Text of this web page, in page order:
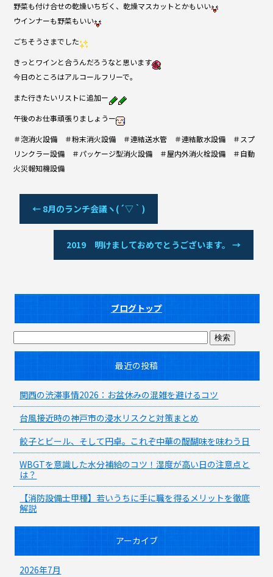
野菜も付け合せの乾燥いちぢく、乾燥マスカットとかもいい
ウインナーも野菜もいい
ごちそうさまでした
きっとワインと合うんだろうなと思います
今日のところはアルコールフリーで。
また行きたいリストに追加ー
午後のお仕事頑張りましょうー
＃泡消火設備 ＃粉末消火設備 ＃連結送水管 ＃連結散水設備 ＃スプ
リンクラー設備 ＃パッケージ型消火設備 ＃屋内外消火栓設備 ＃自動
火災報知機設備
← 8月のランチ会議ヽ(´▽｀)
2019 明けましておめでとうございます。 →
ブログトップ
最近の投稿
関西の渋滞事情2026：お盆休みの混雑を避けるコツ
台風接近時の神戸市の浸水リスクと対策まとめ
餃子とビール、そして円卓。これぞ中華の醍醐味を味わう日
WBGTを意識した水分補給のコツ！湿度が高い日の注意点と
は？
【消防設備士甲種】若いうちに手に職を得るメリットを徹底
解説
アーカイブ
2026年7月